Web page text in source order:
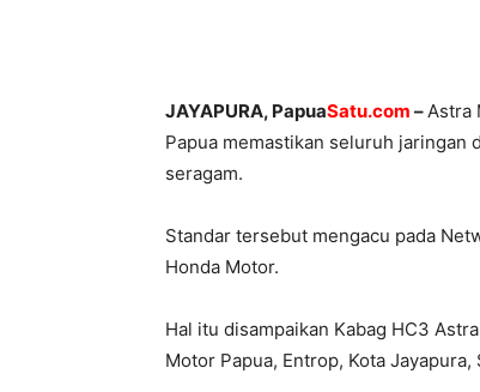
JAYAPURA, PapuaSatu.com –Astra
Papua memastikan seluruh jaringan
seragam.
Standar tersebut mengacu pada
Honda Motor.
Hal itu disampaikan Kabag HC3
Motor Papua, Entrop, Kota Jayapura,